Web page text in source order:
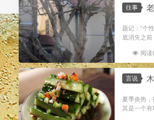
往事
题记：“个
底消失之
阅
言说
夏季炎热
其是一个